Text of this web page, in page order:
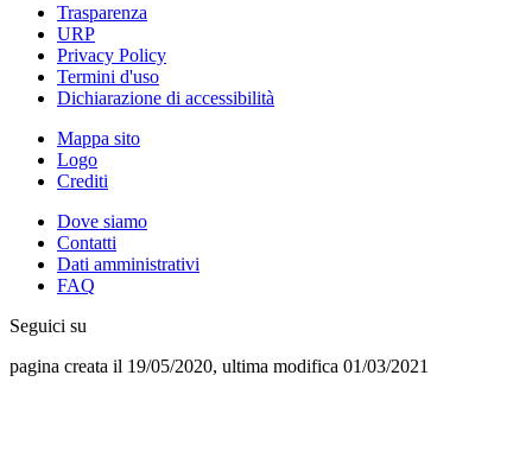
Trasparenza
URP
Privacy Policy
Termini d'uso
Dichiarazione di accessibilità
Mappa sito
Logo
Crediti
Dove siamo
Contatti
Dati amministrativi
FAQ
Seguici su
pagina creata il 19/05/2020, ultima modifica 01/03/2021